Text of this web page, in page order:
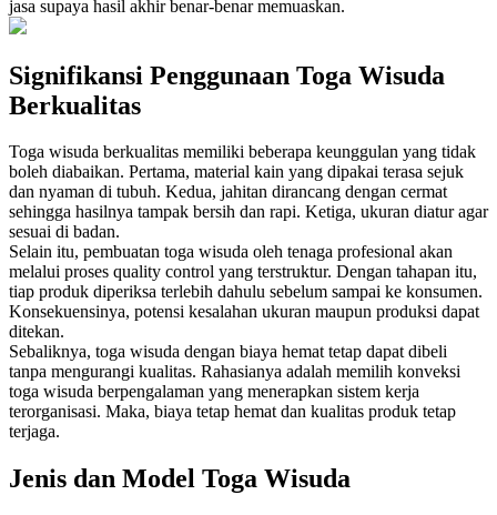
jasa supaya hasil akhir benar-benar memuaskan.
Signifikansi Penggunaan Toga Wisuda
Berkualitas
Toga wisuda berkualitas memiliki beberapa keunggulan yang tidak
boleh diabaikan. Pertama, material kain yang dipakai terasa sejuk
dan nyaman di tubuh. Kedua, jahitan dirancang dengan cermat
sehingga hasilnya tampak bersih dan rapi. Ketiga, ukuran diatur agar
sesuai di badan.
Selain itu, pembuatan toga wisuda oleh tenaga profesional akan
melalui proses quality control yang terstruktur. Dengan tahapan itu,
tiap produk diperiksa terlebih dahulu sebelum sampai ke konsumen.
Konsekuensinya, potensi kesalahan ukuran maupun produksi dapat
ditekan.
Sebaliknya, toga wisuda dengan biaya hemat tetap dapat dibeli
tanpa mengurangi kualitas. Rahasianya adalah memilih konveksi
toga wisuda berpengalaman yang menerapkan sistem kerja
terorganisasi. Maka, biaya tetap hemat dan kualitas produk tetap
terjaga.
Jenis dan Model Toga Wisuda